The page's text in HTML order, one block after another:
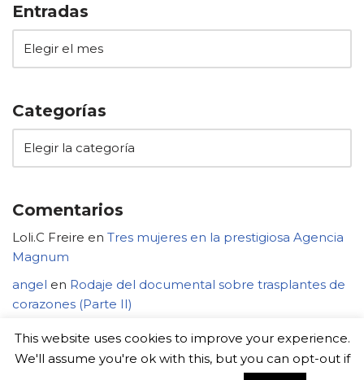
Entradas
Categorías
Comentarios
Loli.C Freire en Tres mujeres en la prestigiosa Agencia
Magnum
angel en Rodaje del documental sobre trasplantes de
corazones (Parte II)
This website uses cookies to improve your experience.
We'll assume you're ok with this, but you can opt-out if